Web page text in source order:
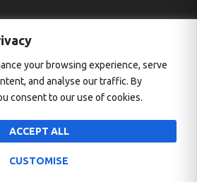
your browsing experience, serve
and analyse our traffic. By
consent to our use of cookies.
CUSTOMISE
ACCEPT ALL